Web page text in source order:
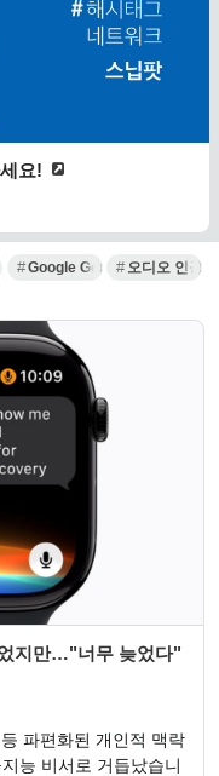
요!
Google Gemini오디오 인공
지만…"너무 늦었다"
파편화된 개인적 맥락
능 비서로 거듭났습니